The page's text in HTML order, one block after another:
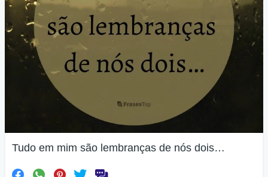
Tudo em mim são lembranças de nós dois…